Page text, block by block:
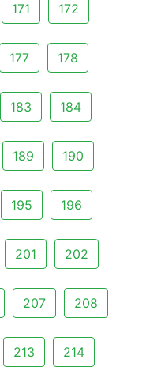
171 172
177 178
183 184
189 190
195 196
201 202
207 208
213 214